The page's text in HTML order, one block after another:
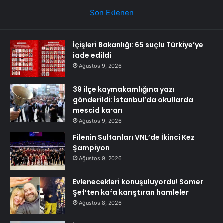
Son Eklenen
İçişleri Bakanlığı: 65 suçlu Türkiye’ye
iade edildi
Ağustos 9, 2026
39 ilçe kaymakamlığına yazı
gönderildi: İstanbul’da okullarda
mescid kararı
Ağustos 9, 2026
Filenin Sultanları VNL’de İkinci Kez
Şampiyon
Ağustos 9, 2026
Evlenecekleri konuşuluyordu! Somer
Şef’ten kafa karıştıran hamleler
Ağustos 8, 2026